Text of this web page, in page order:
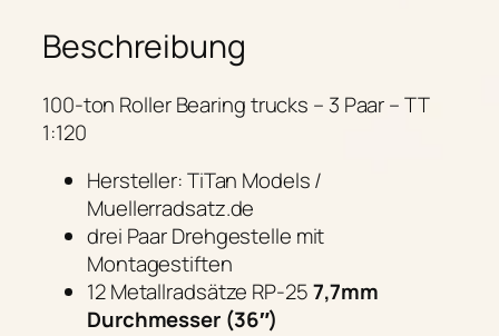
Beschreibung
100-ton Roller Bearingtrucks – 3 Paar – TT
1:120
Hersteller: TiTan Models /
Muellerradsatz.de
drei Paar Drehgestelle mit
Montagestiften
12 Metallradsätze RP-257,7mm
Durchmesser (36″)